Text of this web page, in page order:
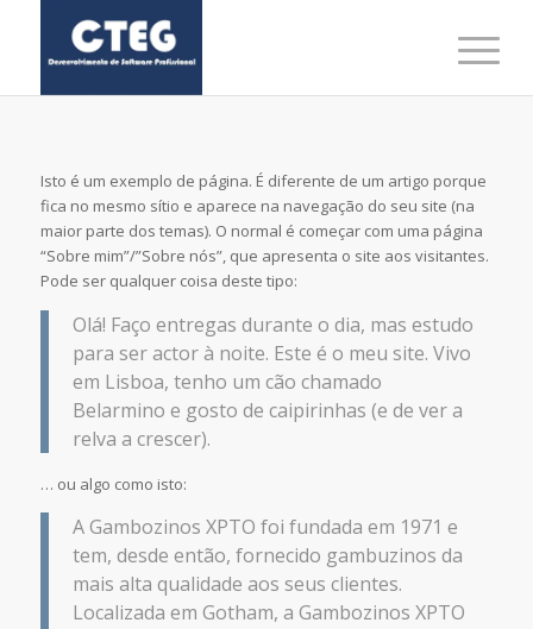
Isto é um exemplo de página. É diferente de um artigo porque
fica no mesmo sítio e aparece na navegação do seu site (na
maior parte dos temas). O normal é começar com uma página
“Sobre mim”/”Sobre nós”, que apresenta o site aos visitantes.
Pode ser qualquer coisa deste tipo:
Olá! Faço entregas durante o dia, mas estudo
para ser actor à noite. Este é o meu site. Vivo
em Lisboa, tenho um cão chamado
Belarmino e gosto de caipirinhas (e de ver a
relva a crescer).
… ou algo como isto:
A Gambozinos XPTO foi fundada em 1971 e
tem, desde então, fornecido gambuzinos da
mais alta qualidade aos seus clientes.
Localizada em Gotham, a Gambozinos XPTO